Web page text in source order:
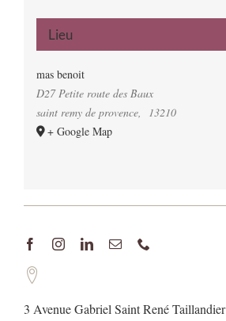
Lieu
mas benoit
D27 Petite route des Baux
saint remy de provence,
13210
+ Google Map
3 Avenue Gabriel Saint René Taillandier